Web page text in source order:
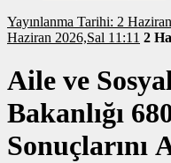
Yayınlanma Tarihi: 2
Haziran 2026,Sal 11:11 2
Aile ve
Bakanlığı
Sonuçlarını